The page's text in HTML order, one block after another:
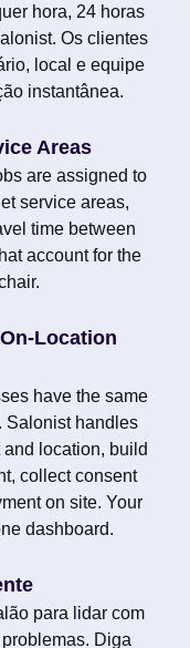
hora, 24 horas
Os clientes
local e equipe
instantânea.
Areas
are assigned to
service areas,
time between
account for the
Location
have the same
Salonist handles
location, build
collect consent
on site. Your
dashboard.
para lidar com
Diga